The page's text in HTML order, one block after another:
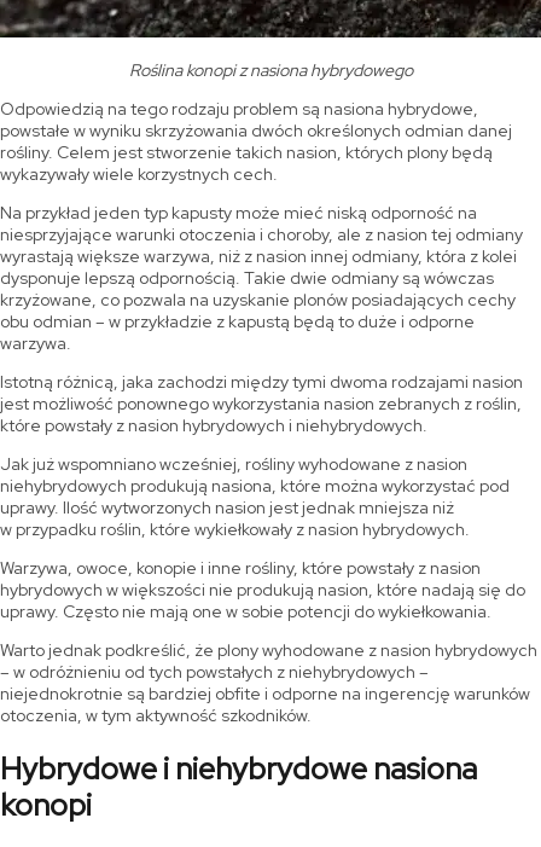
Roślina konopi z nasiona hybrydowego
Odpowiedzią na tego rodzaju problem są nasiona hybrydowe,
powstałe w wyniku skrzyżowania dwóch określonych odmian danej
rośliny. Celem jest stworzenie takich nasion, których plony będą
wykazywały wiele korzystnych cech.
Na przykład jeden typ kapusty może mieć niską odporność na
niesprzyjające warunki otoczenia i choroby, ale z nasion tej odmiany
wyrastają większe warzywa, niż z nasion innej odmiany, która z kolei
dysponuje lepszą odpornością. Takie dwie odmiany są wówczas
krzyżowane, co pozwala na uzyskanie plonów posiadających cechy
obu odmian – w przykładzie z kapustą będą to duże i odporne
warzywa.
Istotną różnicą, jaka zachodzi między tymi dwoma rodzajami nasion
jest możliwość ponownego wykorzystania nasion zebranych z roślin,
które powstały z nasion hybrydowych i niehybrydowych.
Jak już wspomniano wcześniej, rośliny wyhodowane z nasion
niehybrydowych produkują nasiona, które można wykorzystać pod
uprawy. Ilość wytworzonych nasion jest jednak mniejsza niż
w przypadku roślin, które wykiełkowały z nasion hybrydowych.
Warzywa, owoce, konopie i inne rośliny, które powstały z nasion
hybrydowych w większości nie produkują nasion, które nadają się do
uprawy. Często nie mają one w sobie potencji do wykiełkowania.
Warto jednak podkreślić, że plony wyhodowane z nasion hybrydowych
– w odróżnieniu od tych powstałych z niehybrydowych –
niejednokrotnie są bardziej obfite i odporne na ingerencję warunków
otoczenia, w tym aktywność szkodników.
Hybrydowe i niehybrydowe nasiona
konopi